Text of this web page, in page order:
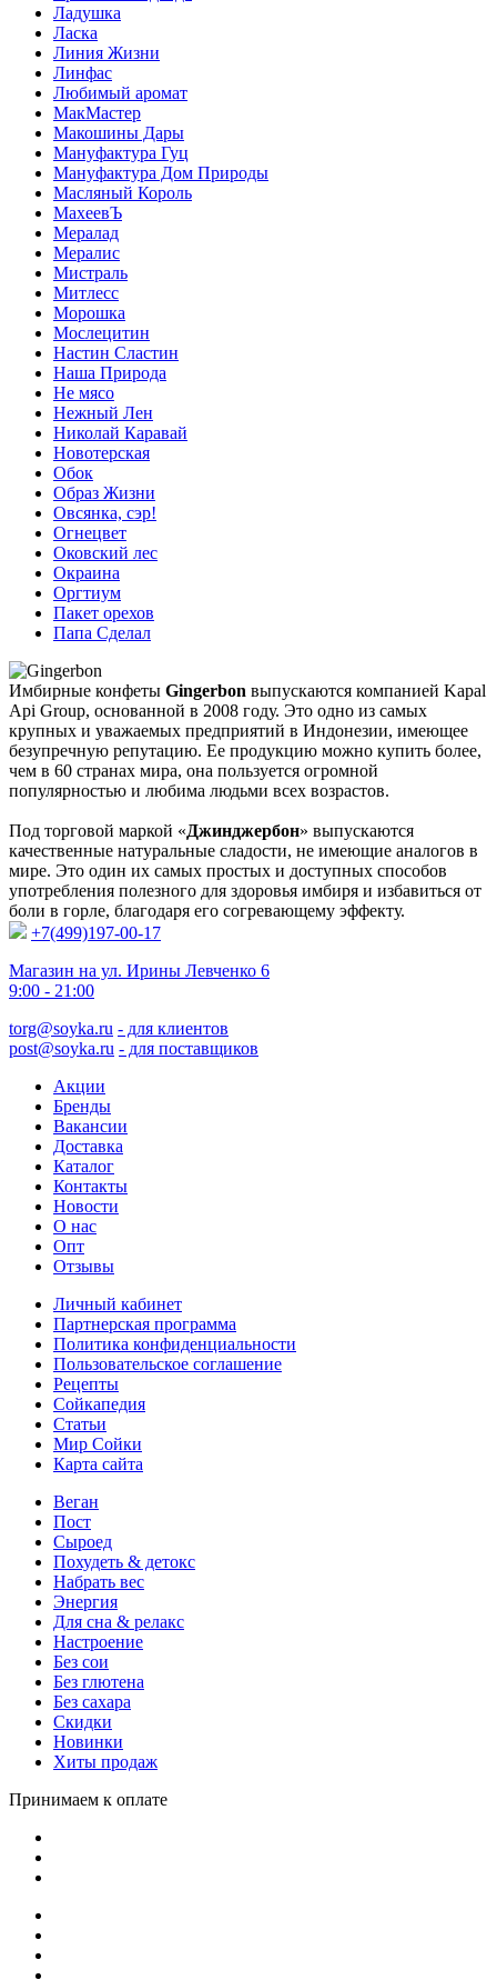
Ладушка
Ласка
Линия Жизни
Линфас
Любимый аромат
МакМастер
Макошины Дары
Мануфактура Гуц
Мануфактура Дом Природы
Масляный Король
МахеевЪ
Мералад
Мералис
Мистраль
Митлесс
Морошка
Мослецитин
Настин Сластин
Наша Природа
Не мясо
Нежный Лен
Николай Каравай
Новотерская
Обок
Образ Жизни
Овсянка, сэр!
Огнецвет
Оковский лес
Окраина
Оргтиум
Пакет орехов
Папа Сделал
Имбирные конфеты Gingerbon выпускаются компанией Kapal
Api Group, основанной в 2008 году. Это одно из самых
крупных и уважаемых предприятий в Индонезии, имеющее
безупречную репутацию. Ее продукцию можно купить более,
чем в 60 странах мира, она пользуется огромной
популярностью и любима людьми всех возрастов.
Под торговой маркой «Джинджербон» выпускаются
качественные натуральные сладости, не имеющие аналогов в
мире. Это один их самых простых и доступных способов
употребления полезного для здоровья имбиря и избавиться от
боли в горле, благодаря его согревающему эффекту.
+7(499)197-00-17
Магазин на ул. Ирины Левченко 6
9:00 - 21:00
torg@soyka.ru - для клиентов
post@soyka.ru - для поставщиков
Акции
Бренды
Вакансии
Доставка
Каталог
Контакты
Новости
О нас
Опт
Отзывы
Личный кабинет
Партнерская программа
Политика конфиденциальности
Пользовательское соглашение
Рецепты
Сойкапедия
Статьи
Мир Сойки
Карта сайта
Веган
Пост
Сыроед
Похудеть & детокс
Набрать вес
Энергия
Для сна & релакс
Настроение
Без сои
Без глютена
Без сахара
Скидки
Новинки
Хиты продаж
Принимаем к оплате